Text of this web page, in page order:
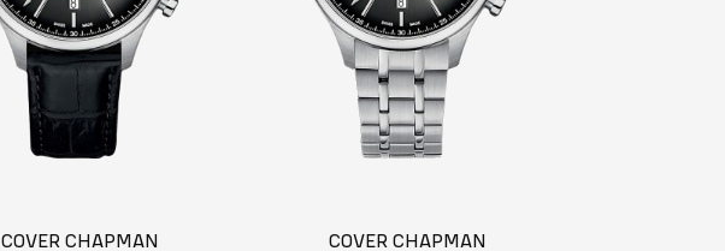
COVER CHAPMAN COVER CHAPMAN